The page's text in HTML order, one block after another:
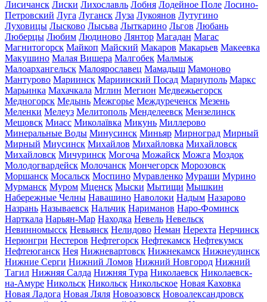
Лисичанск Лиски Лихославль Лобня Лодейное Поле Лосино-
Петровский Луга Луганск Луза Лукоянов Лутугино
Луховицы Лысково Лысьва Лыткарино Льгов Любань
Люберцы Любим Людиново Лянтор Магадан Магас
Магнитогорск Майкоп Майский Макаров Макарьев Макеевка
Макушино Малая Вишера Малгобек Малмыж
Малоархангельск Малоярославец Мамадыш Мамоново
Мантурово Мариинск Мариинский Посад Мариуполь Маркс
Марьинка Махачкала Мглин Мегион Медвежьегорск
Медногорск Медынь Межгорье Междуреченск Мезень
Меленки Мелеуз Мелитополь Менделеевск Мензелинск
Мещовск Миасс Миколаївка Микунь Миллерово
Минеральные Воды Минусинск Миньяр Мирноград Мирный
Мирный Миусинск Михайлов Михайловка Михайловск
Михайловск Мичуринск Могоча Можайск Можга Моздок
Молодогвардейск Молочанск Мончегорск Морозовск
Моршанск Мосальск Моспино Муравленко Мураши Мурино
Мурманск Муром Мценск Мыски Мытищи Мышкин
Набережные Челны Навашино Наволоки Надым Назарово
Назрань Называевск Нальчик Нариманов Наро-Фоминск
Нарткала Нарьян-Мар Находка Невель Невельск
Невинномысск Невьянск Нелидово Неман Нерехта Нерчинск
Нерюнгри Нестеров Нефтегорск Нефтекамск Нефтекумск
Нефтеюганск Нея Нижневартовск Нижнекамск Нижнеудинск
Нижние Серги Нижний Ломов Нижний Новгород Нижний
Тагил Нижняя Салда Нижняя Тура Николаевск Николаевск-
на-Амуре Никольск Никольск Никольское Новая Каховка
Новая Ладога Новая Ляля Новоазовск Новоалександровск